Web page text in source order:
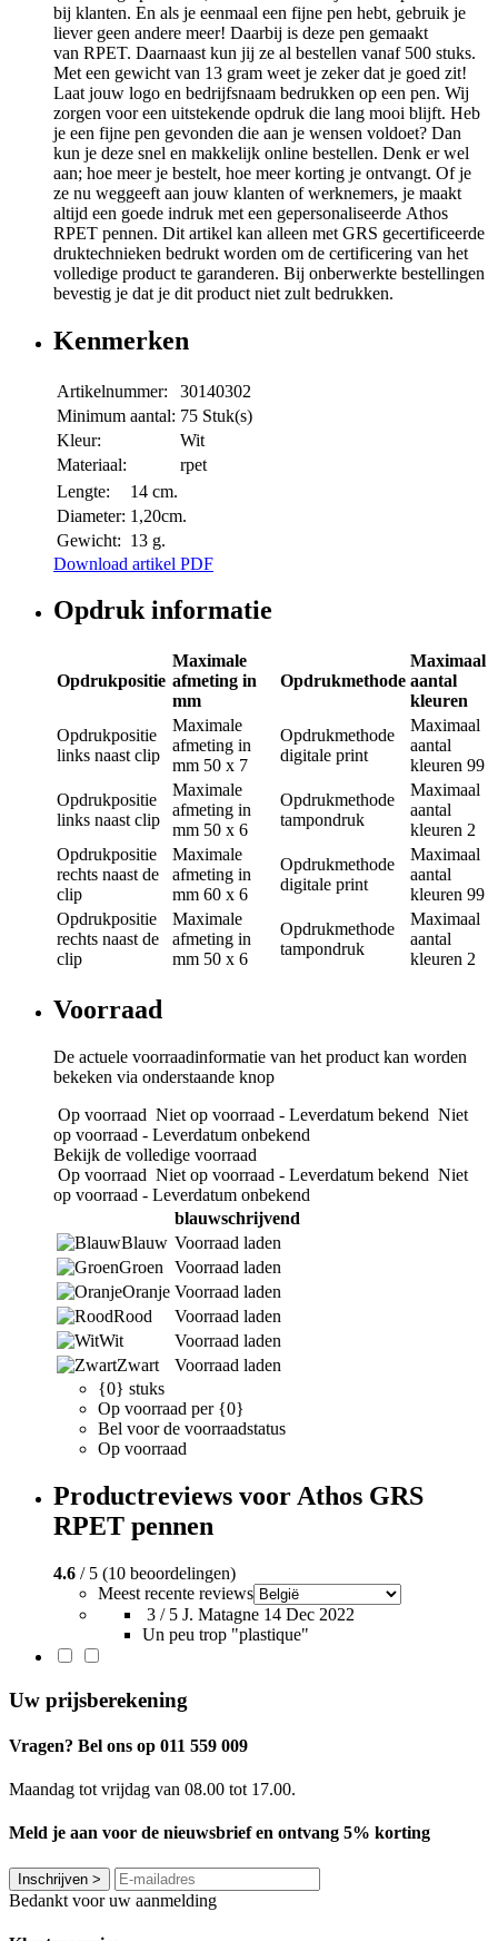
bij klanten. En als je eenmaal een fijne pen hebt, gebruik je
liever geen andere meer! Daarbij is deze pen gemaakt
van RPET. Daarnaast kun jij ze al bestellen vanaf 500 stuks.
Met een gewicht van 13 gram weet je zeker dat je goed zit!
Laat jouw logo en bedrijfsnaam bedrukken op een pen. Wij
zorgen voor een uitstekende opdruk die lang mooi blijft. Heb
je een fijne pen gevonden die aan je wensen voldoet? Dan
kun je deze snel en makkelijk online bestellen. Denk er wel
aan; hoe meer je bestelt, hoe meer korting je ontvangt. Of je
ze nu weggeeft aan jouw klanten of werknemers, je maakt
altijd een goede indruk met een gepersonaliseerde Athos
RPET pennen. Dit artikel kan alleen met GRS gecertificeerde
druktechnieken bedrukt worden om de certificering van het
volledige product te garanderen. Bij onberwerkte bestellingen
bevestig je dat je dit product niet zult bedrukken.
Kenmerken
Artikelnummer:
30140302
Minimum aantal: 75 Stuk(s)
Kleur:
Wit
Materiaal:
rpet
Lengte:
14 cm.
Diameter: 1,20cm.
Gewicht: 13 g.
Download artikel PDF
Opdruk informatie
Opdrukpositie
Maximale
afmeting in
mm
Opdrukmethode
Maximaal
aantal
kleuren
Opdrukpositie
links naast clip
Maximale
afmeting in
mm 50 x 7
Opdrukmethode
digitale print
Maximaal
aantal
kleuren 99
Opdrukpositie
links naast clip
Maximale
afmeting in
mm 50 x 6
Opdrukmethode
tampondruk
Maximaal
aantal
kleuren 2
Opdrukpositie
rechts naast de
clip
Maximale
afmeting in
mm 60 x 6
Opdrukmethode
digitale print
Maximaal
aantal
kleuren 99
Opdrukpositie
rechts naast de
clip
Maximale
afmeting in
mm 50 x 6
Opdrukmethode
tampondruk
Maximaal
aantal
kleuren 2
Voorraad
De actuele voorraadinformatie van het product kan worden
bekeken via onderstaande knop
Op voorraad Niet op voorraad - Leverdatum bekend Niet
op voorraad - Leverdatum onbekend
Bekijk de volledige voorraad
Op voorraad Niet op voorraad - Leverdatum bekend Niet
op voorraad - Leverdatum onbekend
blauwschrijvend
Blauw Voorraad laden
Groen
Voorraad laden
Oranje Voorraad laden
Rood
Voorraad laden
Wit
Voorraad laden
Zwart
Voorraad laden
{0} stuks
Op voorraad per {0}
Bel voor de voorraadstatus
Op voorraad
Productreviews voor Athos GRS
RPET pennen
4.6 / 5 (10 beoordelingen)
Meest recente reviews
3 / 5 J. Matagne 14 Dec 2022
Un peu trop "plastique"
Uw prijsberekening
Vragen? Bel ons op 011 559 009
Maandag tot vrijdag van 08.00 tot 17.00.
Meld je aan voor de nieuwsbrief en ontvang 5% korting
Inschrijven >
Bedankt voor uw aanmelding